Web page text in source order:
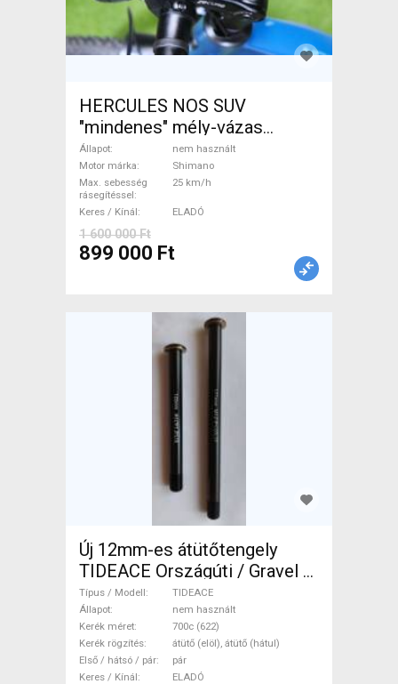
HERCULES NOS SUV
"mindenes" mély-vázas
Elektromos Trekking/cross
25 km/h Shimano nem
használt ELADÓ
Állapot
nem használt
Motor márka
Shimano
Max. sebesség
rásegítéssel
25 km/h
Keres / Kínál ELADÓ
1 600 000 Ft
899 000 Ft
Új 12mm-es átütőtengely
TIDEACE Országúti / Gravel /
Triatlon Alkatrész, Országúti
Kerék / Felni / Gumi 700c
(622) nem használt ELADÓ
Típus / Modell
TIDEACE
Állapot
nem használt
Kerék méret
700c (622)
Kerék rögzítés
átütő (elöl), átütő (hátul)
Első / hátsó / pár
pár
Keres / Kínál
ELADÓ